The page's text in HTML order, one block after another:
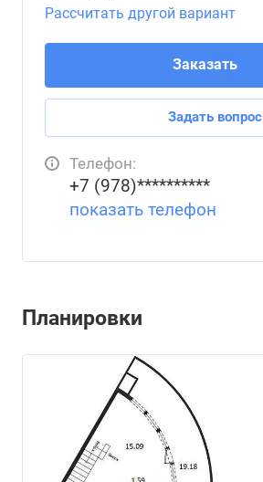
Рассчитать другой вариант
Заказать
Задать вопрос
Телефон:
+7 (978)**********
показать телефон
Планировки